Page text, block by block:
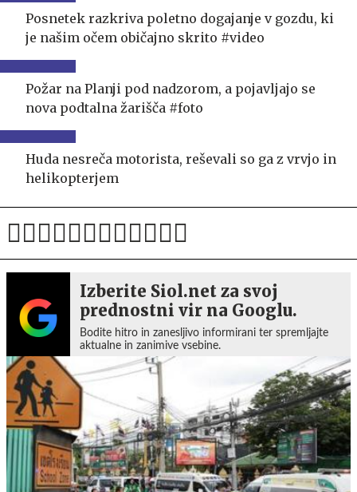
Posnetek razkriva poletno dogajanje v gozdu, ki
je našim očem običajno skrito #video
Požar na Planji pod nadzorom, a pojavljajo se
nova podtalna žarišča #foto
Huda nesreča motorista, reševali so ga z vrvjo in
helikopterjem
Izberite Siol.net za svoj
prednostni vir na Googlu.
Bodite hitro in zanesljivo informirani ter spremljajte
aktualne in zanimive vsebine.